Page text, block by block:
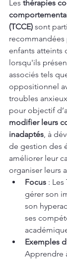
Les thérapies
(TCCE) sont
recommandées
enfants atteints
lorsqu'ils
associés tels
oppositionnel
troubles
pour objectif
modifier leurs
inadaptés , à
de gestion des
améliorer leur
organiser leurs
Focus : Les
gérer son
son
ses
Exemples
Apprendre